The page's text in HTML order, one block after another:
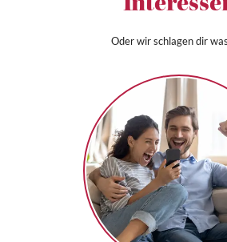
Oder wir schlagen dir